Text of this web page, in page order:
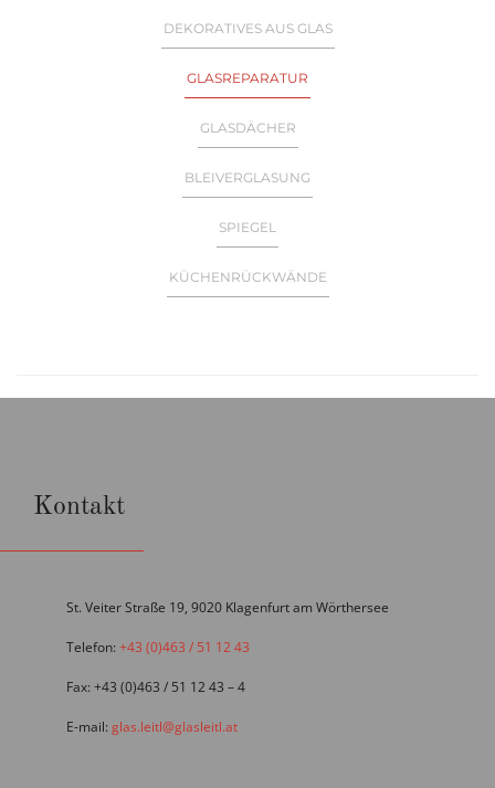
DEKORATIVES AUS GLAS
GLASREPARATUR
GLASDÄCHER
BLEIVERGLASUNG
SPIEGEL
KÜCHENRÜCKWÄNDE
Kontakt
St. Veiter Straße 19, 9020 Klagenfurt am Wörthersee
Telefon: +43 (0)463 / 51 12 43
Fax: +43 (0)463 / 51 12 43 – 4
E-mail: glas.leitl@glasleitl.at